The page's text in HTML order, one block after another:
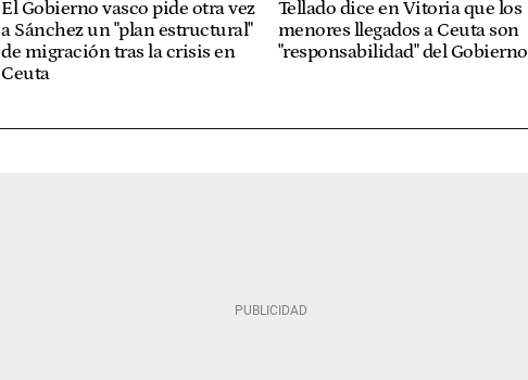
El Gobierno vasco pide otra vez
a Sánchez un "plan estructural"
de migración tras la crisis en
Ceuta
Tellado dice en Vitoria que los
menores llegados a Ceuta son
"responsabilidad" del Gobierno